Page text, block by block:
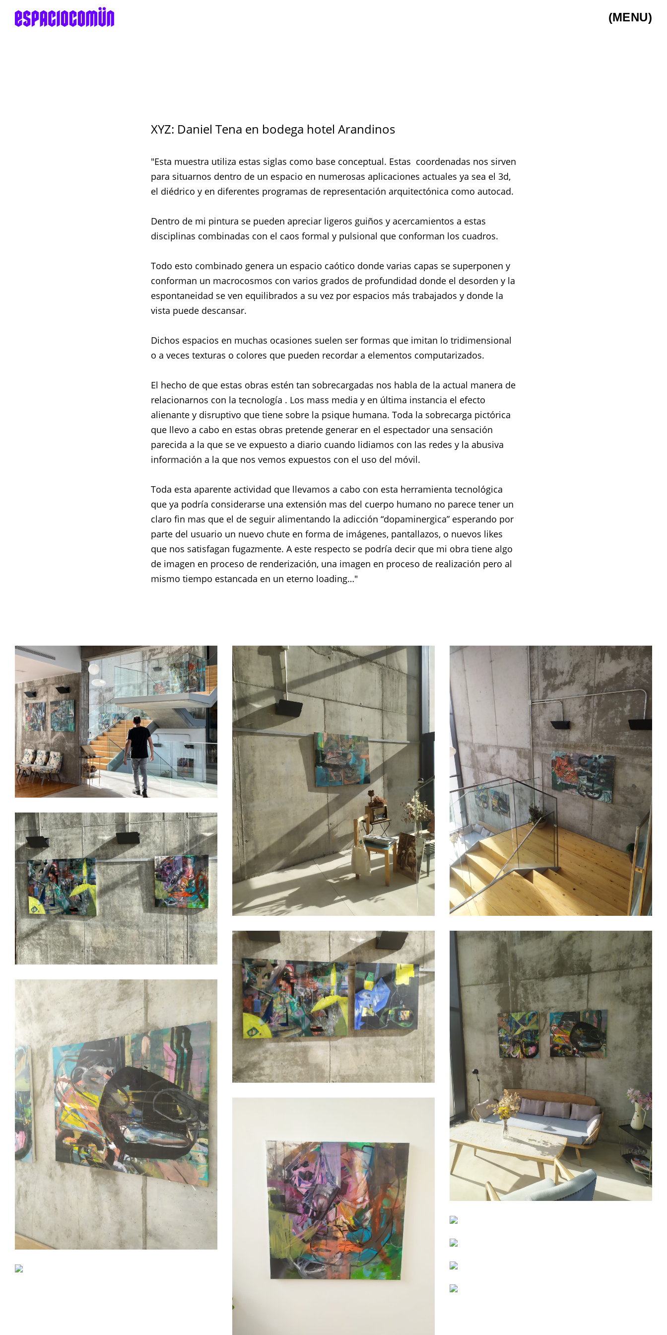
(MENU)
XYZ: Daniel Tena en bodega hotel Arandinos
"Esta muestra utiliza estas siglas como base conceptual. Estas coordenadas nos sirven
para situarnos dentro de un espacio en numerosas aplicaciones actuales ya sea el 3d,
el diédrico y en diferentes programas de representación arquitectónica como autocad.
Dentro de mi pintura se pueden apreciar ligeros guiños y acercamientos a estas
disciplinas combinadas con el caos formal y pulsional que conforman los cuadros.
Todo esto combinado genera un espacio caótico donde varias capas se superponen y
conforman un macrocosmos con varios grados de profundidad donde el desorden y la
espontaneidad se ven equilibrados a su vez por espacios más trabajados y donde la
vista puede descansar.
Dichos espacios en muchas ocasiones suelen ser formas que imitan lo tridimensional
o a veces texturas o colores que pueden recordar a elementos computarizados.
El hecho de que estas obras estén tan sobrecargadas nos habla de la actual manera de
relacionarnos con la tecnología . Los mass media y en última instancia el efecto
alienante y disruptivo que tiene sobre la psique humana. Toda la sobrecarga pictórica
que llevo a cabo en estas obras pretende generar en el espectador una sensación
parecida a la que se ve expuesto a diario cuando lidiamos con las redes y la abusiva
información a la que nos vemos expuestos con el uso del móvil.
Toda esta aparente actividad que llevamos a cabo con esta herramienta tecnológica
que ya podría considerarse una extensión mas del cuerpo humano no parece tener un
claro fin mas que el de seguir alimentando la adicción “dopaminergica” esperando por
parte del usuario un nuevo chute en forma de imágenes, pantallazos, o nuevos likes
que nos satisfagan fugazmente. A este respecto se podría decir que mi obra tiene algo
de imagen en proceso de renderización, una imagen en proceso de realización pero al
mismo tiempo estancada en un eterno loading…"